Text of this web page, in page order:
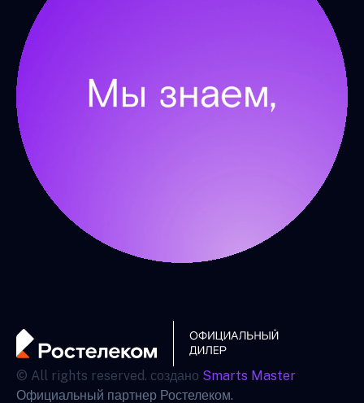
© All rights reserved. создано Smarts Master
Официальный партнер Ростелеком.